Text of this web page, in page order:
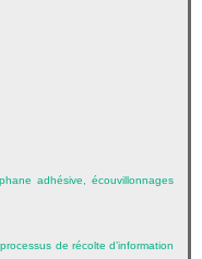
adhésive, écouvillonnages
de récolte d’information